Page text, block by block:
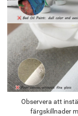
Observera att
färgskillnader